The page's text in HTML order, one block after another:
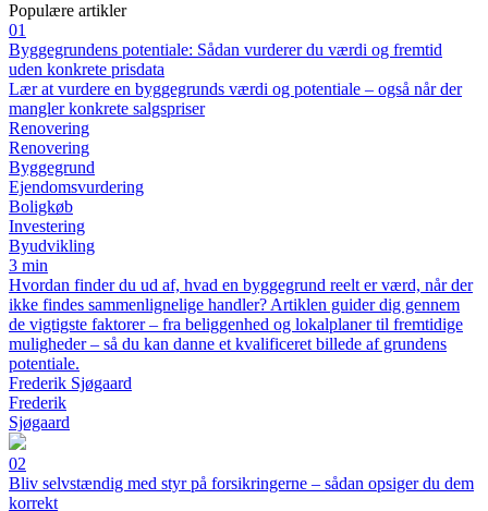
Populære artikler
01
Byggegrundens potentiale: Sådan vurderer du værdi og fremtid
uden konkrete prisdata
Lær at vurdere en byggegrunds værdi og potentiale – også når der
mangler konkrete salgspriser
Renovering
Renovering
Byggegrund
Ejendomsvurdering
Boligkøb
Investering
Byudvikling
3 min
Hvordan finder du ud af, hvad en byggegrund reelt er værd, når der
ikke findes sammenlignelige handler? Artiklen guider dig gennem
de vigtigste faktorer – fra beliggenhed og lokalplaner til fremtidige
muligheder – så du kan danne et kvalificeret billede af grundens
potentiale.
Frederik Sjøgaard
Frederik
Sjøgaard
02
Bliv selvstændig med styr på forsikringerne – sådan opsiger du dem
korrekt